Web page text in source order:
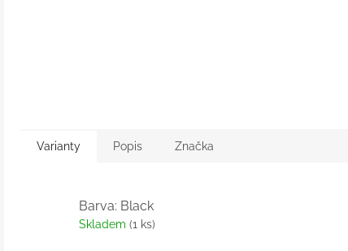
Varianty Popis Značka
Barva: Black
Skladem (1 ks)